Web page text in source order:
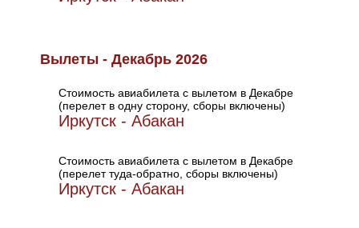
Вылеты - Декабрь 2026
Стоимость авиабилета с вылетом в Декабре
(перелет в одну сторону, сборы включены)
Иркутск - Абакан
Стоимость авиабилета с вылетом в Декабре
(перелет туда-обратно, сборы включены)
Иркутск - Абакан